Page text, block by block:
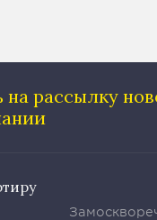
рассылку